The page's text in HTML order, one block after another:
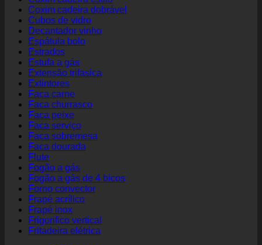
Coxim cadeira dobrável
Cubos de vidro
Decantador vinho
Espátula bolo
Estrados
Estufa a gás
Extensão trifasica
Extintores
Faca carne
Faca churrasco
Faca peixe
Faca serviço
Faca sobremesa
Faca dourada
Flute
Fogão a gás
Fogão a gás de 4 bicos
Forno convector
Frapé acrílico
Frapé inox
Frigorifico vertical
Fritadeira elétrica